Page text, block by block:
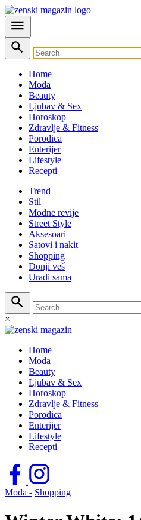
Home
Moda
Beauty
Ljubav & Sex
Horoskop
Zdravlje & Fitness
Porodica
Enterijer
Lifestyle
Recepti
Trend
Stil
Modne revije
Street Style
Aksesoari
Satovi i nakit
Shopping
Donji veš
Uradi sama
×
Home
Moda
Beauty
Ljubav & Sex
Horoskop
Zdravlje & Fitness
Porodica
Enterijer
Lifestyle
Recepti
Moda - Shopping